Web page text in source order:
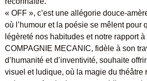
« OFF », c’est une allégorie douce-
où l’humour et la poésie se mêlent pour
légèreté nos habitudes et notre rapport
COMPAGNIE MECANIC, fidèle à son
d’humanité et d’inventivité, souhaite
visuel et ludique, où la magie du théâtre